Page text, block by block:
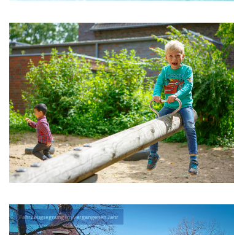
Fahrzeugsegnung im vergangenen Jahr